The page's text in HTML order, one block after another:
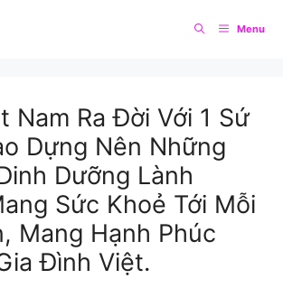
Menu
Nam Ra Đời Với 1 Sứ
Dựng Nên Những
Dưỡng Lành
Sức Khoẻ Tới Mỗi
Mang Hạnh Phúc
Đình Việt.